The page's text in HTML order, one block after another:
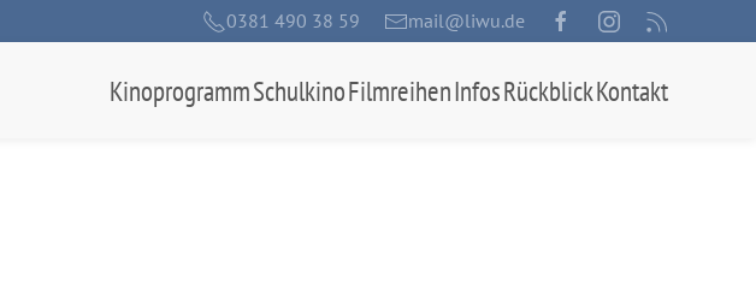
0381 490 38 59 mail@liwu.de
KinoprogrammSchulkinoFilmreihenInfosRückblickKontakt